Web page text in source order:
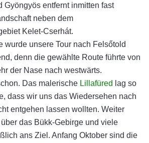
Gyöngyös entfernt inmitten fast
neben dem
Kelet-Cserhát.
wurde unsere Tour nach Felsőtold
denn die gewählte Route führte von
der Nase nach westwärts.
Das malerische Lillafüred lag so
dass wir uns das Wiedersehen nach
entgehen lassen wollten. Weiter
das Bükk-Gebirge und viele
ans Ziel. Anfang Oktober sind die